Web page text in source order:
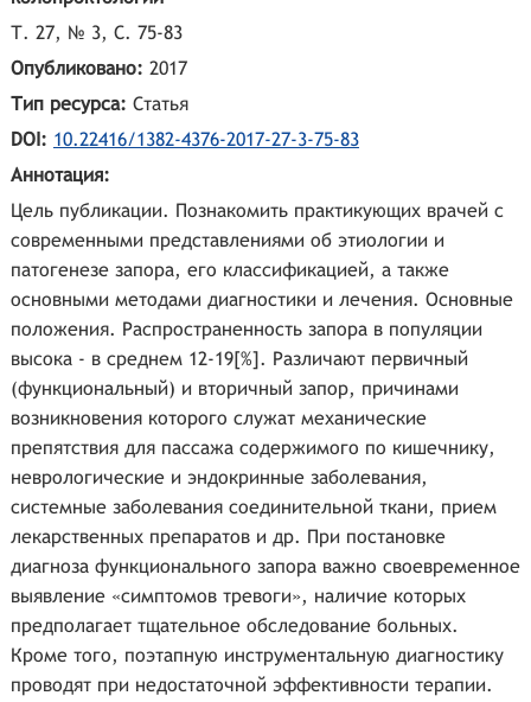
Т. 27, № 3, С. 75-83
Опубликовано: 2017
Тип ресурса: Статья
DOI: 10.22416/1382-4376-2017-27-3-75-83
Аннотация:
Цель публикации. Познакомить практикующих врачей с
современными представлениями об этиологии и
патогенезе запора, его классификацией, а также
основными методами диагностики и лечения. Основные
положения. Распространенность запора в популяции
высока - в среднем 12-19[%]. Различают первичный
(функциональный) и вторичный запор, причинами
возникновения которого служат механические
препятствия для пассажа содержимого по кишечнику,
неврологические и эндокринные заболевания,
системные заболевания соединительной ткани, прием
лекарственных препаратов и др. При постановке
диагноза функционального запора важно своевременное
выявление «симптомов тревоги», наличие которых
предполагает тщательное обследование больных.
Кроме того, поэтапную инструментальную диагностику
проводят при недостаточной эффективности терапии.